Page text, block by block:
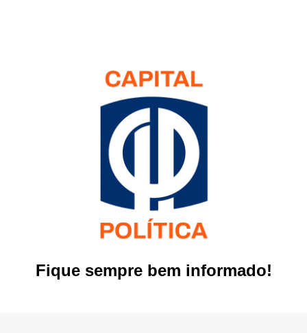
Fique sempre bem informado!